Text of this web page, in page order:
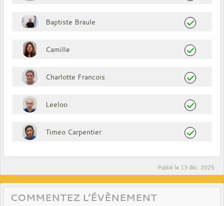
Baptiste Braule
Camille
Charlotte Francois
Leeloo
Timeo Carpentier
Publié le 13 déc. 2025
COMMENTEZ L’ÉVÈNEMENT